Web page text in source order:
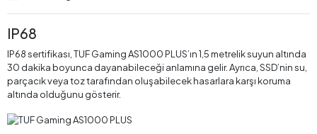
IP68
IP68 sertifikası, TUF Gaming AS1000 PLUS’ın 1,5 metrelik suyun altında
30 dakika boyunca dayanabileceği anlamına gelir. Ayrıca, SSD’nin su,
parçacık veya toz tarafından oluşabilecek hasarlara karşı koruma
altında olduğunu gösterir.